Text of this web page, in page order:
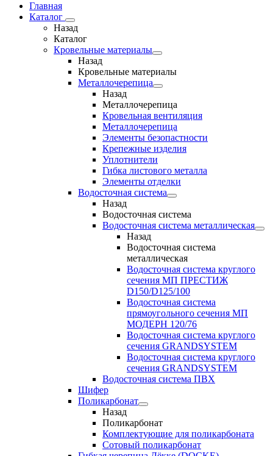
Главная
Каталог
Назад
Каталог
Кровельные материалы
Назад
Кровельные материалы
Металлочерепица
Назад
Металлочерепица
Кровельная вентиляция
Металлочерепица
Элементы безопастности
Крепежные изделия
Уплотнители
Гибка листового металла
Элементы отделки
Водосточная система
Назад
Водосточная система
Водосточная система металлическая
Назад
Водосточная система
металлическая
Водосточная система круглого
сечения МП ПРЕСТИЖ
D150/D125/100
Водосточная система
прямоугольного сечения МП
МОДЕРН 120/76
Водосточная система круглого
сечения GRANDSYSTEM
Водосточная система круглого
сечения GRANDSYSTEM
Водосточная система ПВХ
Шифер
Поликарбонат
Назад
Поликарбонат
Комплектующие для поликарбоната
Сотовый поликарбонат